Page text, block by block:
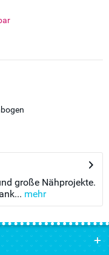
große Nähprojekte.
mehr